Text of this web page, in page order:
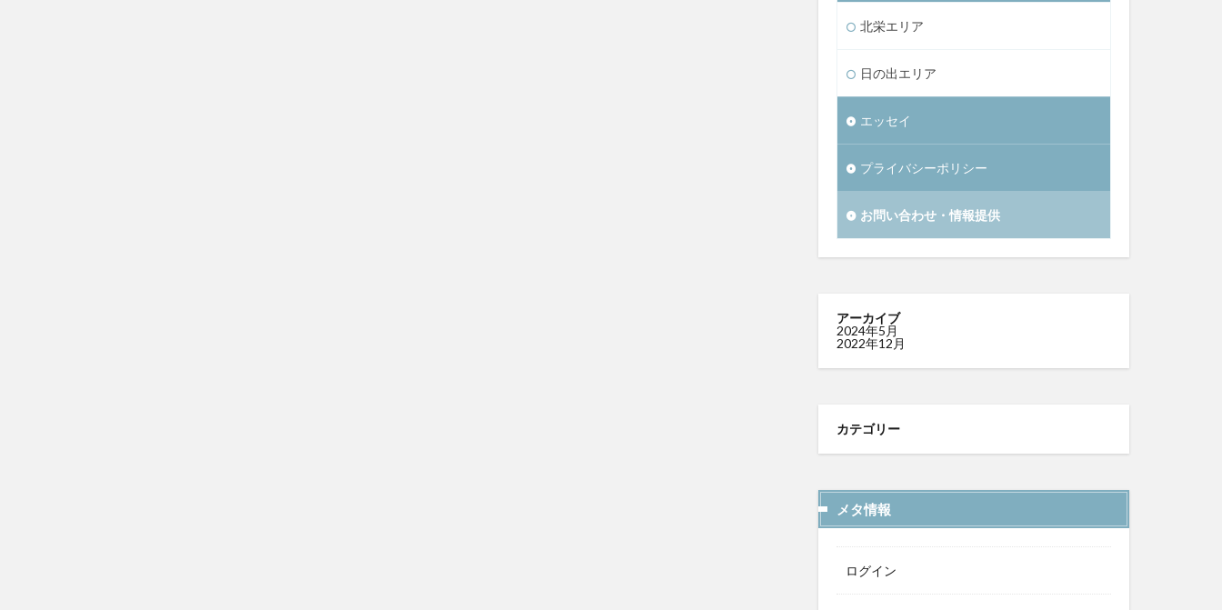
北栄エリア
日の出エリア
エッセイ
プライバシーポリシー
お問い合わせ・情報提供
アーカイブ
2024年5月
2022年12月
カテゴリー
メタ情報
ログイン